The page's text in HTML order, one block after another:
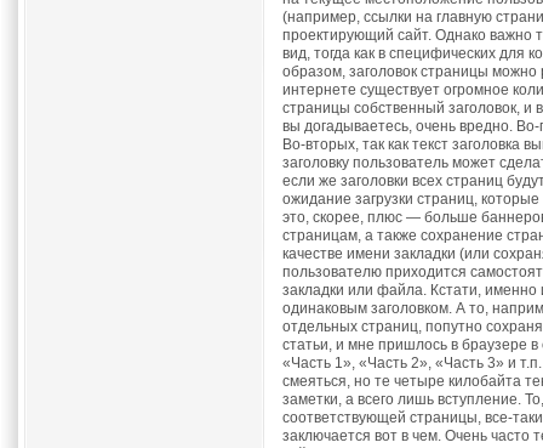
(например, ссылки на главную
проектирующий сайт. Однако важно
вид, тогда как в специфических для
образом, заголовок страницы можно
интернете существует огромное
страницы собственный заголовок, и
вы догадываетесь, очень вредно.
Во-вторых, так как текст заголовка
заголовку пользователь может
если же заголовки всех страниц
ожидание загрузки страниц,
это, скорее, плюс — больше
страницам, а также сохранение
качестве имени закладки (или
пользователю приходится
закладки или файла. Кстати, именно
одинаковым заголовком. А то,
отдельных страниц, попутно
статьи, и мне пришлось в браузере
«Часть 1», «Часть 2», «Часть 3» и
смеяться, но те четыре килобайта
заметки, а всего лишь вступление.
соответствующей страницы, все-
заключается вот в чем. Очень часто